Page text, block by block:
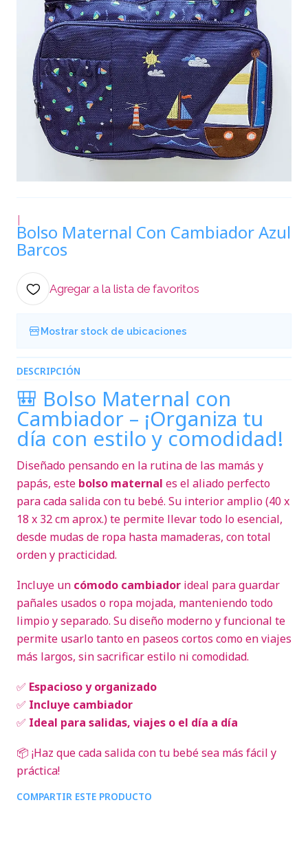
|
Bolso Maternal Con Cambiador Azul
Barcos
Agregar a la lista de favoritos
Mostrar stock de ubicaciones
DESCRIPCIÓN
🎒 Bolso Maternal con
Cambiador – ¡Organiza tu
día con estilo y comodidad!
Diseñado pensando en la rutina de las mamás y
papás, este bolso maternal es el aliado perfecto
para cada salida con tu bebé. Su interior amplio (40 x
18 x 32 cm aprox.) te permite llevar todo lo esencial,
desde mudas de ropa hasta mamaderas, con total
orden y practicidad.
Incluye un cómodo cambiador ideal para guardar
pañales usados o ropa mojada, manteniendo todo
limpio y separado. Su diseño moderno y funcional te
permite usarlo tanto en paseos cortos como en viajes
más largos, sin sacrificar estilo ni comodidad.
✅ Espacioso y organizado
✅ Incluye cambiador
✅ Ideal para salidas, viajes o el día a día
📦 ¡Haz que cada salida con tu bebé sea más fácil y
práctica!
COMPARTIR ESTE PRODUCTO